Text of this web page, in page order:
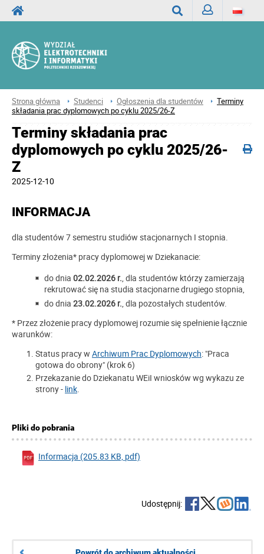
Strona główna Studenci Ogłoszenia dla studentów
Terminy
składania prac dyplomowych po cyklu 2025/26-Z
Terminy składania prac
dyplomowych po cyklu 2025/26-
Z
2025-12-10
INFORMACJA
dla studentów 7 semestru studiów stacjonarnych I stopnia.
Terminy złożenia* pracy dyplomowej w Dziekanacie:
do dnia 02.02.2026 r., dla studentów którzy zamierzają
rekrutować się na studia stacjonarne drugiego stopnia,
do dnia 23.02.2026 r., dla pozostałych studentów.
* Przez złożenie pracy dyplomowej rozumie się spełnienie łącznie
warunków:
Status pracy w Archiwum Prac Dyplomowych: "Praca
gotowa do obrony" (krok 6)
Przekazanie do Dziekanatu WEiI wniosków wg wykazu ze
strony - link.
Pliki do pobrania
Informacja (205.83 KB, pdf)
Udostępnij: